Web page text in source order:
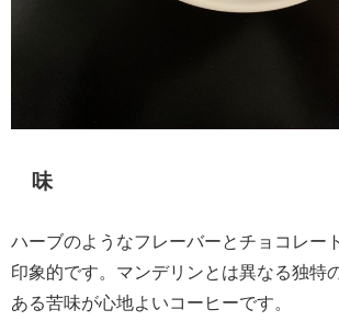
味
ハーブのようなフレーバーとチョコレー
印象的です。マンデリンとは異なる独特
ある苦味が心地よいコーヒーです。